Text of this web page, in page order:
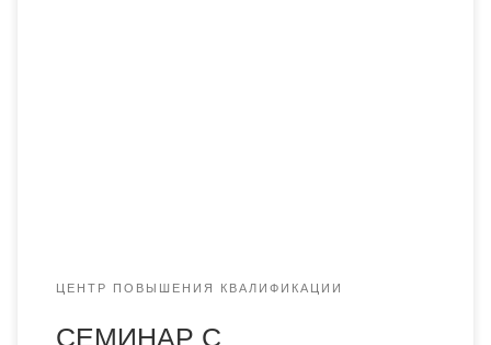
ЦЕНТР ПОВЫШЕНИЯ КВАЛИФИКАЦИИ
СЕМИНАР С